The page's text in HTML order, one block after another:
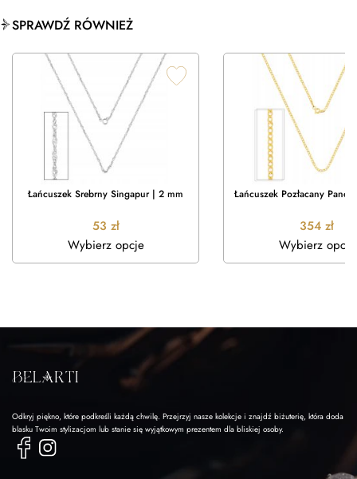
SPRAWDŹ RÓWNIEŻ
Łańcuszek Srebrny Singapur | 2 mm
53 zł
Wybierz opcje
Łańcuszek Pozłacany
354 zł
Wybierz opcje
Odkryj piękno, które podkreśli każdą chwilę. Przejrzyj nasze kolekcje i znajdź biżuterię, która doda
blasku Twoim stylizacjom lub stanie się wyjątkowym prezentem dla bliskiej osoby.